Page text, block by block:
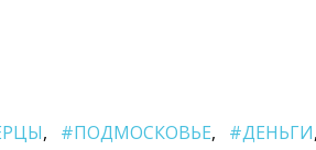
#ПОДМОСКОВЬЕ #ДЕНЬГИ